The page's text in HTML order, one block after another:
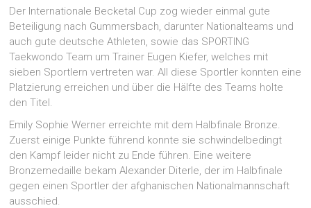
Der Internationale Becketal Cup zog wieder einmal gute
Beteiligung nach Gummersbach, darunter Nationalteams und
auch gute deutsche Athleten, sowie das SPORTING
Taekwondo Team um Trainer Eugen Kiefer, welches mit
sieben Sportlern vertreten war. All diese Sportler konnten eine
Platzierung erreichen und über die Hälfte des Teams holte
den Titel.
Emily Sophie Werner erreichte mit dem Halbfinale Bronze.
Zuerst einige Punkte führend konnte sie schwindelbedingt
den Kampf leider nicht zu Ende führen. Eine weitere
Bronzemedaille bekam Alexander Diterle, der im Halbfinale
gegen einen Sportler der afghanischen Nationalmannschaft
ausschied.